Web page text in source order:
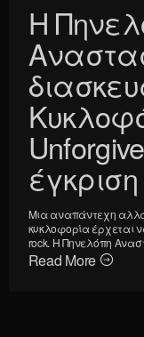
Η
Μια αναπάντεχη
κυκλοφορία έρχεται
rock. Η Πηνελόπη
Read More